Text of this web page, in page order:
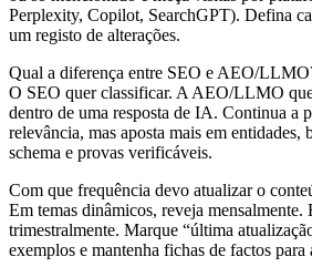
Perplexity, Copilot, SearchGPT). Defina
um registo de alterações.
Qual a diferença entre SEO e AEO/
O SEO quer classificar. A AEO/LLMO
dentro de uma resposta de IA. Continua a
relevância, mas aposta mais em entidades,
schema e provas verificáveis.
Com que frequência devo atualizar o
Em temas dinâmicos, reveja mensalmente.
trimestralmente. Marque “última
exemplos e mantenha fichas de factos